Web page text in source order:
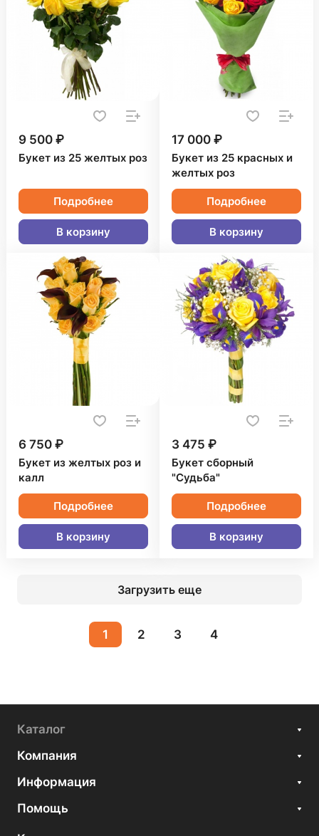
9 500 ₽
Букет из 25 желтых роз
Подробнее
В корзину
17 000 ₽
Букет из 25 красных и
желтых роз
Подробнее
В корзину
6 750 ₽
Букет из желтых роз и
калл
Подробнее
В корзину
3 475 ₽
Букет сборный
"Судьба"
Подробнее
В корзину
Загрузить еще
1 2 3 4
Каталог
Компания
Информация
Помощь